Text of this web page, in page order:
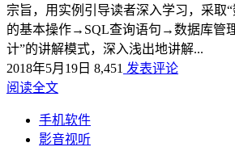
宗旨，用实例引导读者深入学习，采取
的基本操作→SQL查询语句→数据库管
计”的讲解模式，深入浅出地讲解...
2018年5月19日 8,451 发表评论
阅读全文
手机软件
影音视听